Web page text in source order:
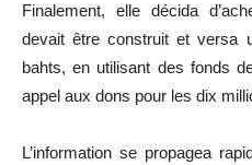
Finalement, elle décida
devait être construit et versa
bahts, en utilisant des fonds
appel aux dons pour les dix
L’information se propagea